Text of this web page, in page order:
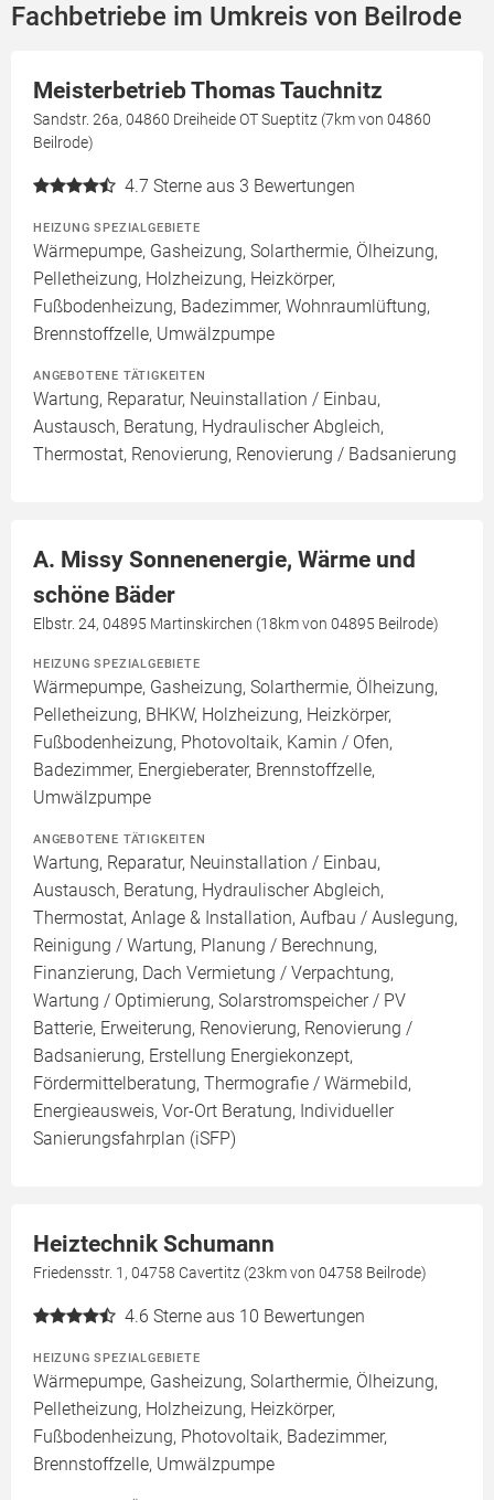
Fachbetriebe im Umkreis von Beilrode
Meisterbetrieb Thomas Tauchnitz
Sandstr. 26a, 04860 Dreiheide OT Sueptitz (7km von 04860
Beilrode)
4.7 Sterne aus 3 Bewertungen
HEIZUNG SPEZIALGEBIETE
Wärmepumpe, Gasheizung, Solarthermie, Ölheizung,
Pelletheizung, Holzheizung, Heizkörper,
Fußbodenheizung, Badezimmer, Wohnraumlüftung,
Brennstoffzelle, Umwälzpumpe
ANGEBOTENE TÄTIGKEITEN
Wartung, Reparatur, Neuinstallation / Einbau,
Austausch, Beratung, Hydraulischer Abgleich,
Thermostat, Renovierung, Renovierung / Badsanierung
A. Missy Sonnenenergie, Wärme und
schöne Bäder
Elbstr. 24, 04895 Martinskirchen (18km von 04895 Beilrode)
HEIZUNG SPEZIALGEBIETE
Wärmepumpe, Gasheizung, Solarthermie, Ölheizung,
Pelletheizung, BHKW, Holzheizung, Heizkörper,
Fußbodenheizung, Photovoltaik, Kamin / Ofen,
Badezimmer, Energieberater, Brennstoffzelle,
Umwälzpumpe
ANGEBOTENE TÄTIGKEITEN
Wartung, Reparatur, Neuinstallation / Einbau,
Austausch, Beratung, Hydraulischer Abgleich,
Thermostat, Anlage & Installation, Aufbau / Auslegung,
Reinigung / Wartung, Planung / Berechnung,
Finanzierung, Dach Vermietung / Verpachtung,
Wartung / Optimierung, Solarstromspeicher / PV
Batterie, Erweiterung, Renovierung, Renovierung /
Badsanierung, Erstellung Energiekonzept,
Fördermittelberatung, Thermografie / Wärmebild,
Energieausweis, Vor-Ort Beratung, Individueller
Sanierungsfahrplan (iSFP)
Heiztechnik Schumann
Friedensstr. 1, 04758 Cavertitz (23km von 04758 Beilrode)
4.6 Sterne aus 10 Bewertungen
HEIZUNG SPEZIALGEBIETE
Wärmepumpe, Gasheizung, Solarthermie, Ölheizung,
Pelletheizung, Holzheizung, Heizkörper,
Fußbodenheizung, Photovoltaik, Badezimmer,
Brennstoffzelle, Umwälzpumpe